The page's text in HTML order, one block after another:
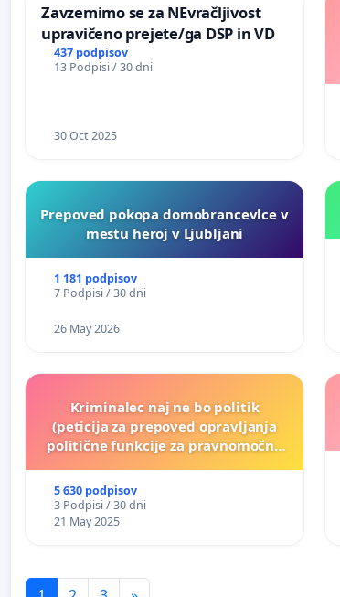
Zavzemimo se za NEvračljivost
upravičeno prejete/ga DSP in VD
437 podpisov
13 Podpisi / 30 dni
30 Oct 2025
Prepoved pokopa domobrancevlce v
mestu heroj v Ljubljani
1 181 podpisov
7 Podpisi / 30 dni
26 May 2026
Kriminalec naj ne bo politik
(peticija za prepoved opravljanja
politične funkcije za pravnomočno
5 630 podpisov
3 Podpisi / 30 dni
21 May 2025